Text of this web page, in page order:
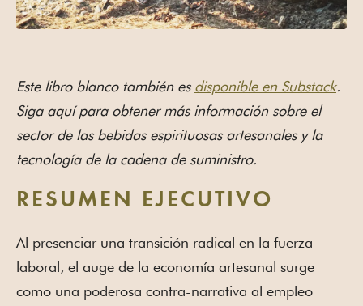
Este libro blanco también es disponible en Substack.
Siga aquí para obtener más información sobre el
sector de las bebidas espirituosas artesanales y la
tecnología de la cadena de suministro.
RESUMEN EJECUTIVO
Al presenciar una transición radical en la fuerza
laboral, el auge de la economía artesanal surge
como una poderosa contra-narrativa al empleo